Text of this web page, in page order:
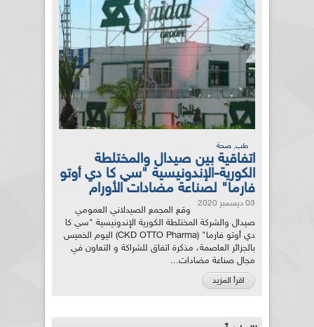
طب, صحة
اتفاقية بين صيدال والمختلطة
الكورية-الإندونيسية "سي كا دي أوتو
فارما" لصناعة مضادات الأورام
03 ديسمبر 2020
وقع المجمع الصيدلاني العمومي
صيدال والشركة المختلطة الكورية الإندونيسية "سي كا
دي أوتو فارما" (CKD OTTO Pharma) اليوم الخميس
بالجزائر العاصمة، مذكرة اتفاق للشراكة و التعاون في
مجال صناعة مضادات...
اقرأ المزيد